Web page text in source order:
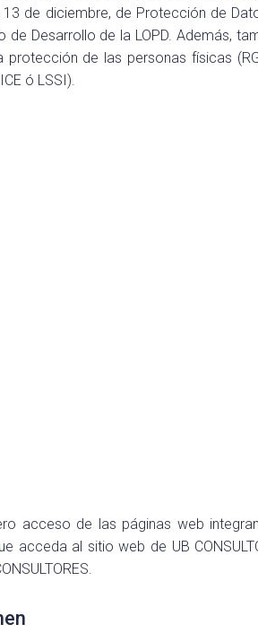
de diciembre, de Protección de
Desarrollo de la LOPD. Además,
de las personas físicas
ó LSSI).
acceso de las páginas web
al sitio web de UB